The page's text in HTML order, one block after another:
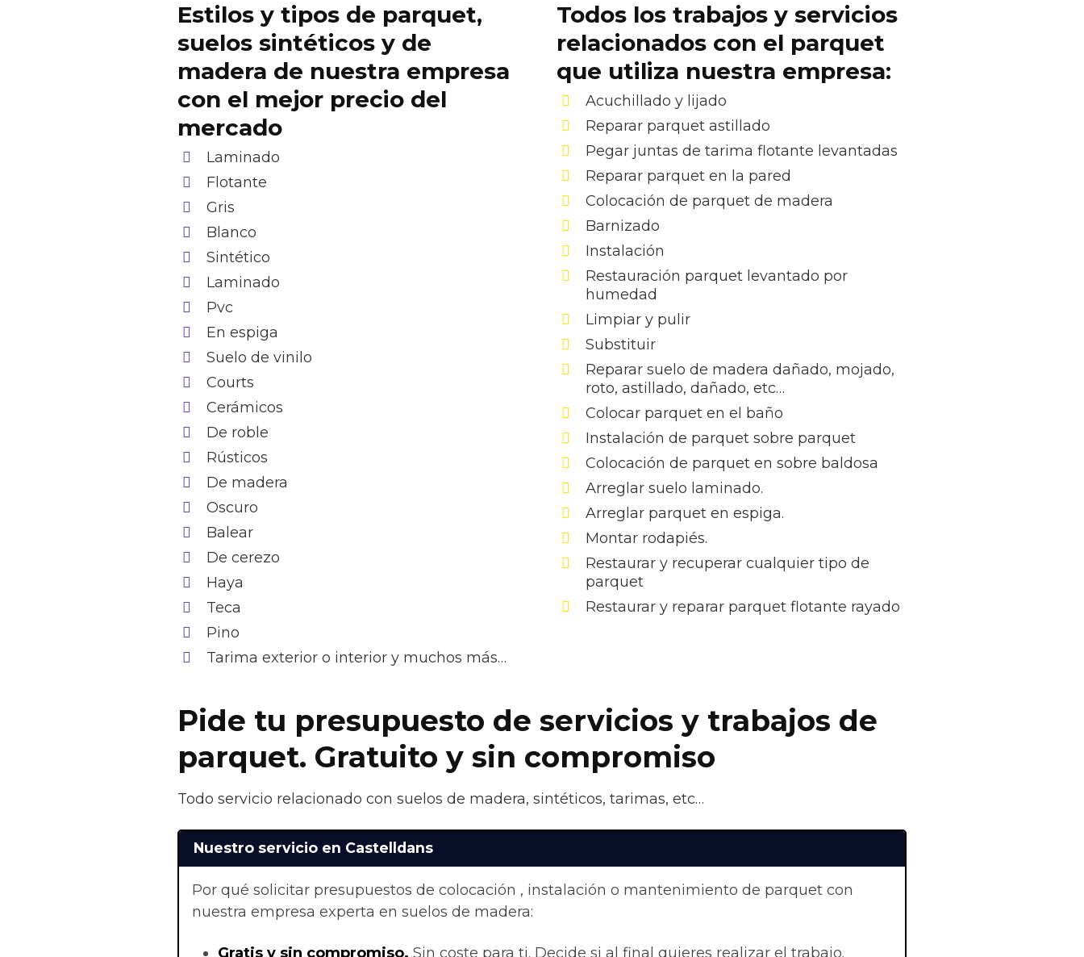
Estilos y tipos de parquet,
suelos sintéticos y de
madera de nuestra empresa
con el mejor precio del
mercado
Laminado
Flotante
Gris
Blanco
Sintético
Laminado
Pvc
En espiga
Suelo de vinilo
Courts
Cerámicos
De roble
Rústicos
De madera
Oscuro
Balear
De cerezo
Haya
Teca
Pino
Tarima exterior o interior y muchos más…
Todos los trabajos y servicios
relacionados con el parquet
que utiliza nuestra empresa:
Acuchillado y lijado
Reparar parquet astillado
Pegar juntas de tarima flotante levantadas
Reparar parquet en la pared
Colocación de parquet de madera
Barnizado
Instalación
Restauración parquet levantado por
humedad
Limpiar y pulir
Substituir
Reparar suelo de madera dañado, mojado,
roto, astillado, dañado, etc…
Colocar parquet en el baño
Instalación de parquet sobre parquet
Colocación de parquet en sobre baldosa
Arreglar suelo laminado.
Arreglar parquet en espiga.
Montar rodapiés.
Restaurar y recuperar cualquier tipo de
parquet
Restaurar y reparar parquet flotante rayado
Pide tu presupuesto de servicios y trabajos de
parquet. Gratuito y sin compromiso
Todo servicio relacionado con suelos de madera, sintéticos, tarimas, etc…
Nuestro servicio en Castelldans
Por qué solicitar presupuestos de colocación , instalación o mantenimiento de parquet con
nuestra empresa experta en suelos de madera:
Gratis y sin compromiso. Sin coste para ti. Decide si al final quieres realizar el trabajo.